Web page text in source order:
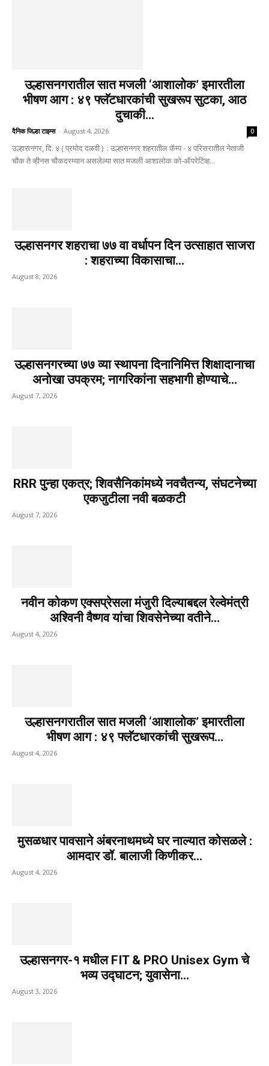
उल्हासनगरातील सात मजली ‘आशालोक’ इमारतीला
भीषण आग : ४९ फ्लॅटधारकांची सुखरूप सुटका, आठ
दुचाकी...
दैनिक जिल्हा टाइम्स - August 4, 2026 0
उल्हासनगर, दि. ४ ( प्रमोद दळवी ) : उल्हासनगर शहरातील कॅम्प - ४ परिसरातील नेताजी
चौक ते व्हीनस चौकदरम्यान असलेल्या सात मजली आशालोक को-ऑपरेटिव्ह...
उल्हासनगर शहराचा ७७ वा वर्धापन दिन उत्साहात साजरा
: शहराच्या विकासाचा...
August 8, 2026
उल्हासनगरच्या ७७ व्या स्थापना दिनानिमित्त शिक्षादानाचा
अनोखा उपक्रम; नागरिकांना सहभागी होण्याचे...
August 7, 2026
RRR पुन्हा एकत्र; शिवसैनिकांमध्ये नवचैतन्य, संघटनेच्या
एकजुटीला नवी बळकटी
August 7, 2026
नवीन कोकण एक्सप्रेसला मंजुरी दिल्याबद्दल रेल्वेमंत्री
अश्विनी वैष्णव यांचा शिवसेनेच्या वतीने...
August 4, 2026
उल्हासनगरातील सात मजली ‘आशालोक’ इमारतीला
भीषण आग : ४९ फ्लॅटधारकांची सुखरूप...
August 4, 2026
मुसळधार पावसाने अंबरनाथमध्ये घर नाल्यात कोसळले :
आमदार डॉ. बालाजी किणीकर...
August 4, 2026
उल्हासनगर-१ मधील FIT & PRO Unisex Gym चे
भव्य उद्घाटन; युवासेना...
August 3, 2026